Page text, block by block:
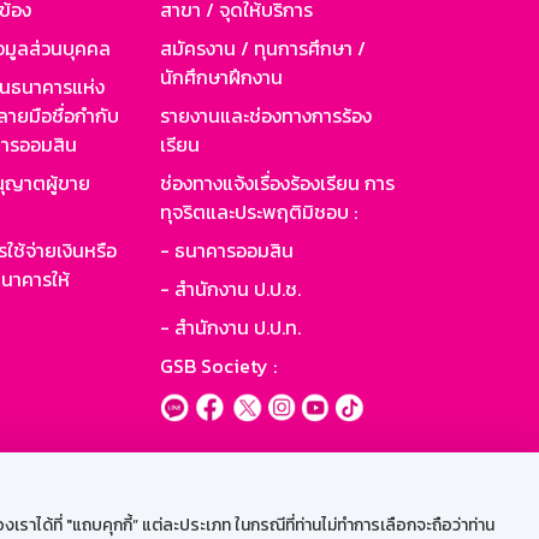
ได้ที่ "แถบคุกกี้” แต่ละประเภท ในกรณีที่ท่านไม่ทำการเลือกจะถือว่าท่าน
อง
มูลส่วนบุคคล
นาคารแห่ง
ายมือชื่อกำกับ
รออมสิน
ญาตผู้ขาย
ช้จ่ายเงินหรือ
คารให้
สาขา / จุดให้บริการ
สมัครงาน / ทุนการศึกษา /
นักศึกษาฝึกงาน
รายงานและช่องทางการร้อง
เรียน
ช่องทางแจ้งเรื่องร้องเรียน การ
ทุจริตและประพฤติมิชอบ :
- ธนาคารออมสิน
- สำนักงาน ป.ป.ช.
- สำนักงาน ป.ป.ท.
GSB Society :